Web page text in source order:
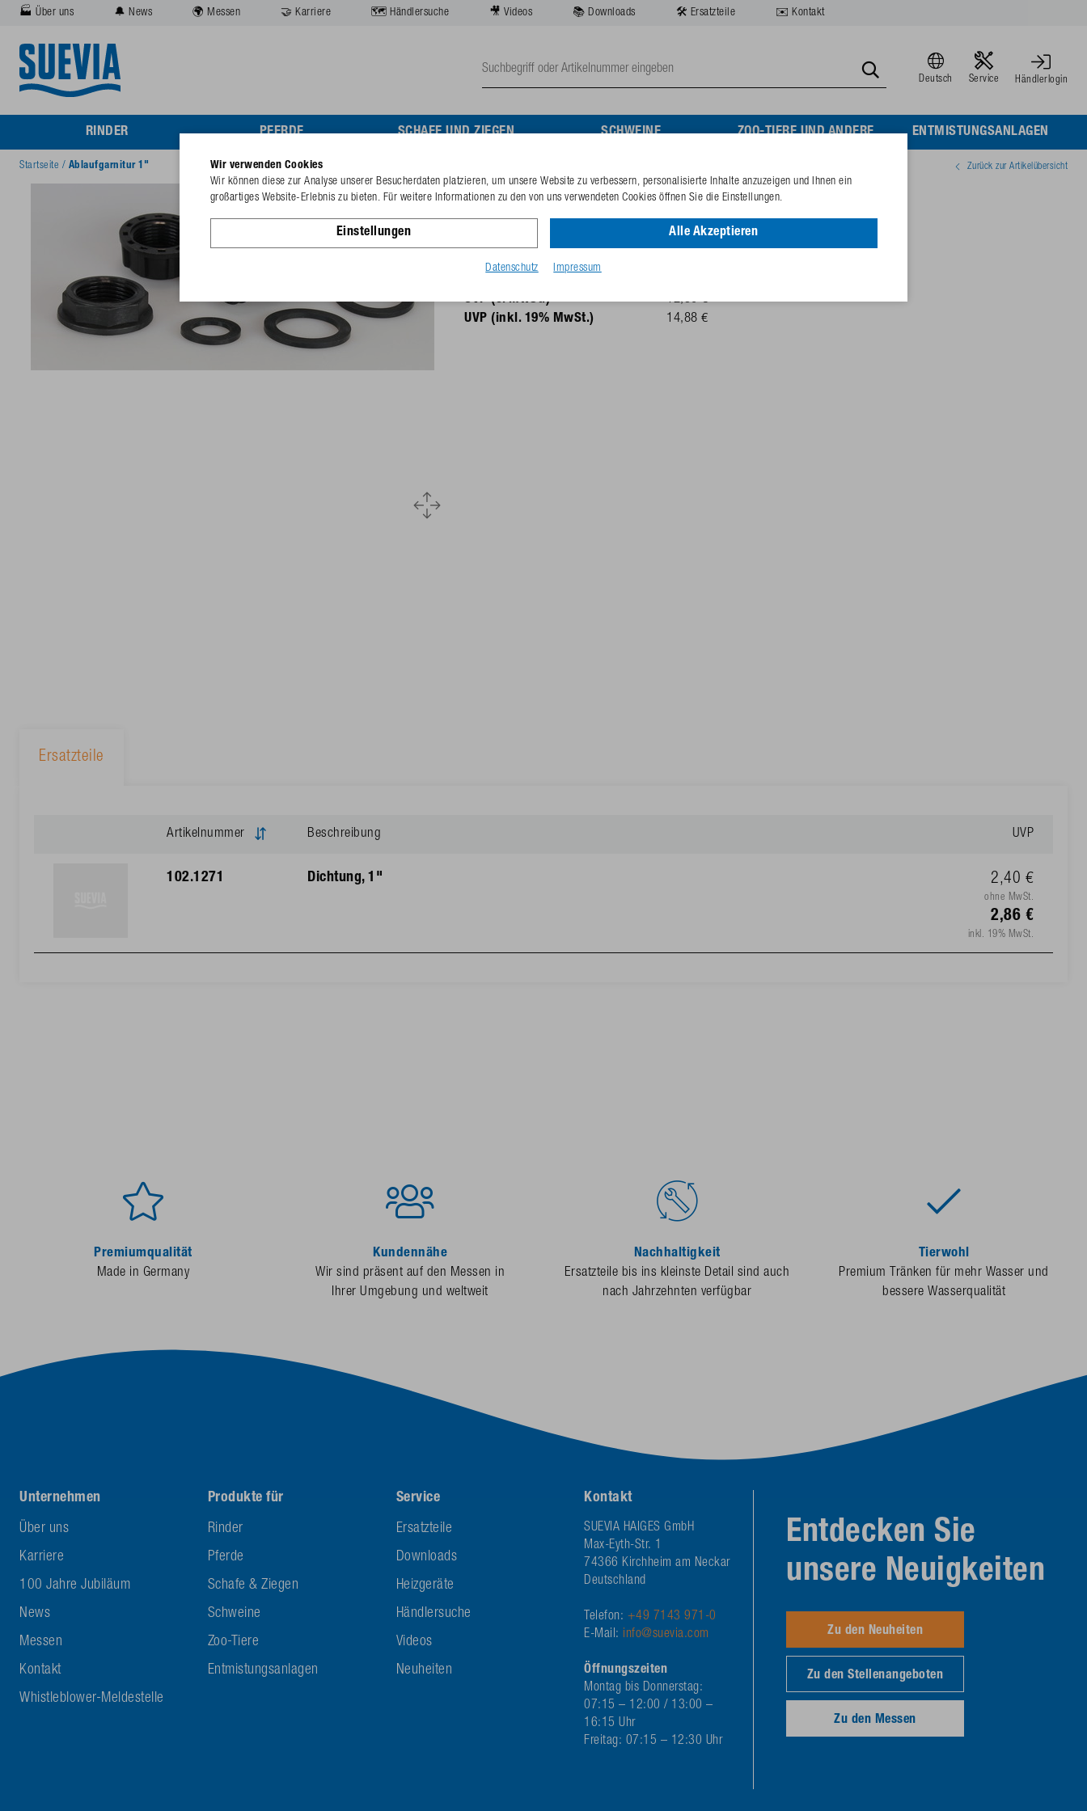
🏭 Über uns 🔔 News 🌍 Messen 🤝 Karriere 🗺️ Händlersuche 🎥 Videos 📚 Downloads 🛠️ Ersatzteile ✉️ Kontakt
Deutsch Service Händlerlogin
RINDER PFERDE SCHAFE UND ZIEGEN SCHWEINE ZOO-TIERE UND ANDERE ENTMISTUNGSANLAGEN
Startseite / Ablaufgarnitur 1" Zurück zur Artikelübersicht
Ablaufgarnitur 1"
GTIN-Code
UVP (o. MwSt.)
12,50 €
UVP (inkl. 19% MwSt.)
14,88 €
Ersatzteile
Artikelnummer Beschreibung UVP
102.1271 Dichtung, 1" 2,40 €
ohne MwSt.
2,86 €
inkl. 19% MwSt.
Premiumqualität
Made in Germany
Kundennähe
Wir sind präsent auf den Messen in
Ihrer Umgebung und weltweit
Nachhaltigkeit
Ersatzteile bis ins kleinste Detail sind auch
nach Jahrzehnten verfügbar
Tierwohl
Premium Tränken für mehr Wasser und
bessere Wasserqualität
Unternehmen
Über uns
Karriere
100 Jahre Jubiläum
News
Messen
Kontakt
Whistleblower-Meldestelle
Produkte für
Rinder
Pferde
Schafe & Ziegen
Schweine
Zoo-Tiere
Entmistungsanlagen
Service
Ersatzteile
Downloads
Heizgeräte
Händlersuche
Videos
Neuheiten
Kontakt
SUEVIA HAIGES GmbH
Max-Eyth-Str. 1
74366 Kirchheim am Neckar
Deutschland
Telefon: +49 7143 971-0
E-Mail: info@suevia.com
Öffnungszeiten
Montag bis Donnerstag:
07:15 – 12:00 / 13:00 –
16:15 Uhr
Freitag: 07:15 – 12:30 Uhr
Entdecken Sie
unsere Neuigkeiten
Zu den Neuheiten
Zu den Stellenangeboten
Zu den Messen
Wir verwenden Cookies
Wir können diese zur Analyse unserer Besucherdaten platzieren, um unsere Website zu verbessern, personalisierte Inhalte anzuzeigen und Ihnen ein
großartiges Website-Erlebnis zu bieten. Für weitere Informationen zu den von uns verwendeten Cookies öffnen Sie die Einstellungen.
Einstellungen Alle Akzeptieren
Datenschutz Impressum